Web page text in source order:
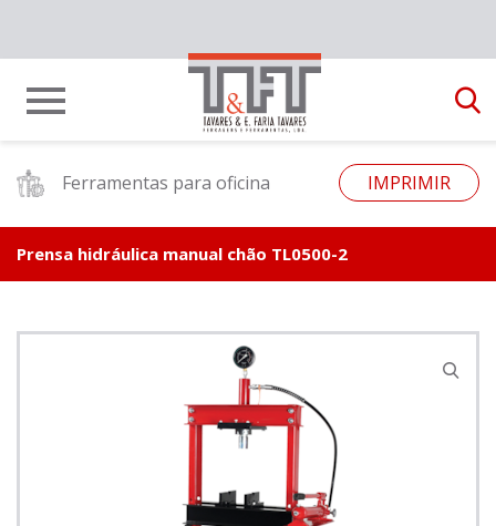
Ferramentas para oficina IMPRIMIR
Prensa hidráulica manual chão TL0500-2